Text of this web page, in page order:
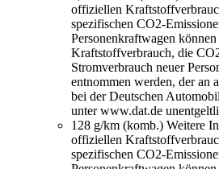
offiziellen
spezifischen CO2-
Personenkraftwagen
Kraftstoffverbrauch, die
Stromverbrauch neuer
entnommen werden, der an
bei der Deutschen
unter www.dat.de
128 g/km (komb.) Weitere
offiziellen
spezifischen CO2-